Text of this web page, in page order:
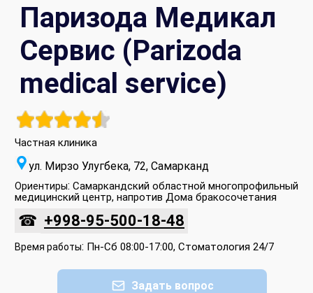
Паризода Медикал
Сервис (Parizoda
medical service)
Частная клиника
ул. Мирзо Улугбека, 72, Самарканд
Ориентиры: Самаркандский областной многопрофильный
медицинский центр, напротив Дома бракосочетания
☎ +998-95-500-18-48
Время работы: Пн-Сб 08:00-17:00, Стоматология 24/7
Задать вопрос